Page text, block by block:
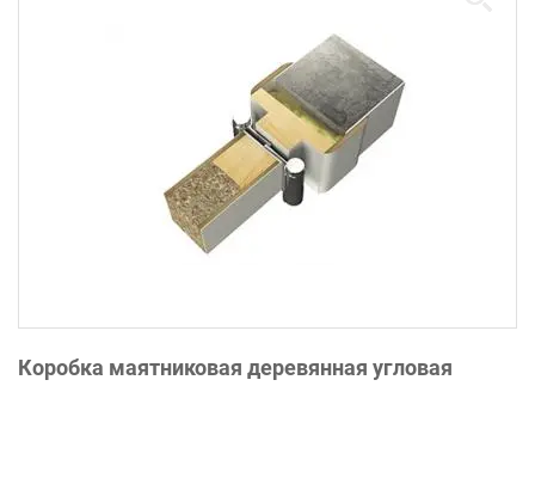
Коробка маятниковая деревянная угловая